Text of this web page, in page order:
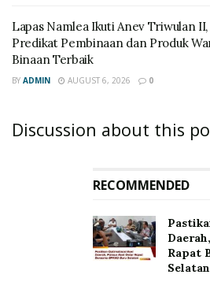
Lapas Namlea Ikuti Anev Triwulan II,
Predikat Pembinaan dan Produk
Binaan Terbaik
BY ADMIN AUGUST 6, 2026 0
Discussion about this
RECOMMENDED
Rapat
Selatan